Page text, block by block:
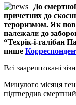
До
причетних до
тероризмом. Як
належали до
“Техрік-і-талібан
пише
Всі заарештовані
Минулого місяця
підтвердив